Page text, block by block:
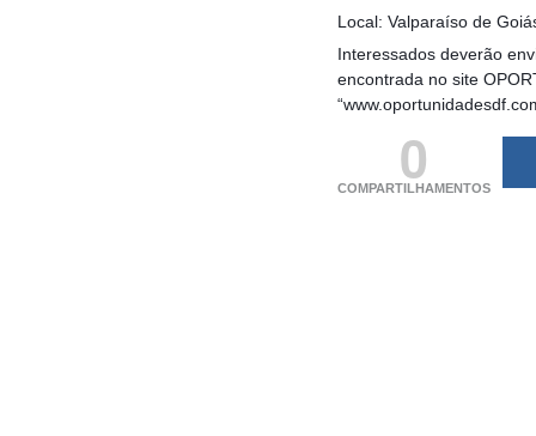
Local: Valparaíso de
Interessados deverão
encontrada no site
0
COMPARTILHAMENTOS